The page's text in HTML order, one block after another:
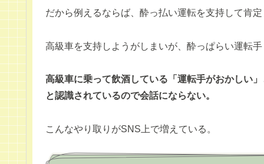
だから例えるならば、酔っ払い運転を支持して肯
高級車を支持しようがしまいが、酔っぱらい運転
高級車に乗って飲酒している「運転手がおかしい
と認識されているので会話にならない。
こんなやり取りがSNS上で増えている。